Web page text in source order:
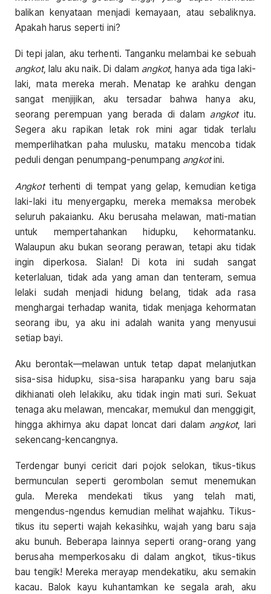
balikan kenyataan menjadi kemayaan, atau sebaliknya.
Apakah harus seperti ini?
Di tepi jalan, aku terhenti. Tanganku melambai ke sebuah
angkot, lalu aku naik. Di dalam angkot, hanya ada tiga laki-
laki, mata mereka merah. Menatap ke arahku dengan
sangat menjijikan, aku tersadar bahwa hanya aku,
seorang perempuan yang berada di dalam angkotitu.
Segera aku rapikan letak rok mini agar tidak terlalu
memperlihatkan paha mulusku, mataku mencoba tidak
peduli dengan penumpang-penumpang angkotini.
Angkotterhenti di tempat yang gelap, kemudian ketiga
laki-laki itu menyergapku, mereka memaksa merobek
seluruh pakaianku. Aku berusaha melawan, mati-matian
untuk mempertahankan hidupku, kehormatanku.
Walaupun aku bukan seorang perawan, tetapi aku tidak
ingin diperkosa. Sialan! Di kota ini sudah sangat
keterlaluan, tidak ada yang aman dan tenteram, semua
lelaki sudah menjadi hidung belang, tidak ada rasa
menghargai terhadap wanita, tidak menjaga kehormatan
seorang ibu, ya aku ini adalah wanita yang menyusui
setiap bayi.
Aku berontak—melawan untuk tetap dapat melanjutkan
sisa-sisa hidupku, sisa-sisa harapanku yang baru saja
dikhianati oleh lelakiku, aku tidak ingin mati suri. Sekuat
tenaga aku melawan, mencakar, memukul dan menggigit,
hingga akhirnya aku dapat loncat dari dalam angkot, lari
sekencang-kencangnya.
Terdengar bunyi cericit dari pojok selokan, tikus-tikus
bermunculan seperti gerombolan semut menemukan
gula. Mereka mendekati tikus yang telah mati,
mengendus-ngendus kemudian melihat wajahku. Tikus-
tikus itu seperti wajah kekasihku, wajah yang baru saja
aku bunuh. Beberapa lainnya seperti orang-orang yang
berusaha memperkosaku di dalam angkot, tikus-tikus
bau tengik! Mereka merayap mendekatiku, aku semakin
kacau. Balok kayu kuhantamkan ke segala arah, aku